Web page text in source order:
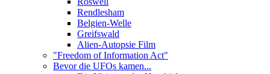
Rendlesham
Belgien-Welle
Greifswald
Alien-Autopsie Film
"Freedom of Information Act"
Bevor die UFOs kamen...